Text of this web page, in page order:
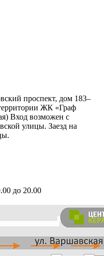
проспект, дом 183–
ЖК «Граф
Вход возможен с
улицы. Заезд на
до 20.00